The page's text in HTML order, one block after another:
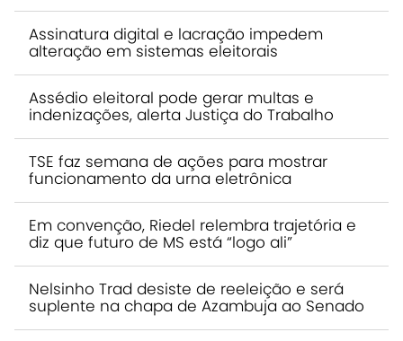
Assinatura digital e lacração impedem
alteração em sistemas eleitorais
Assédio eleitoral pode gerar multas e
indenizações, alerta Justiça do Trabalho
TSE faz semana de ações para mostrar
funcionamento da urna eletrônica
Em convenção, Riedel relembra trajetória e
diz que futuro de MS está “logo ali”
Nelsinho Trad desiste de reeleição e será
suplente na chapa de Azambuja ao Senado